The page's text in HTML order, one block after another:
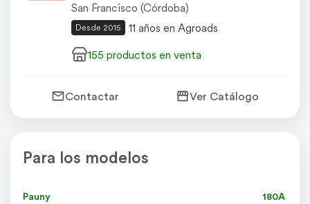
San Francisco (Córdoba)
Desde 2015
11 años en Agroads
155 productos en venta
Contactar Ver Catálogo
Para los modelos
Pauny 180A